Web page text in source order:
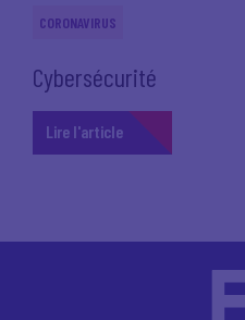
CORONAVIRUS
Cybersécurité
Lire l'article